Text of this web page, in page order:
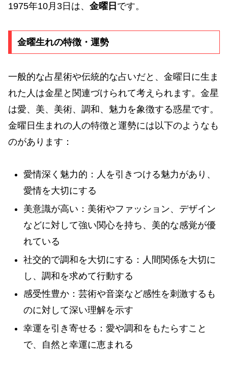
1975年10月3日は、 金曜日 です。
金曜生れの特徴・運勢
一般的な占星術や伝統的な占いだと、金曜日に生ま
れた人は金星と関連づけられて考えられます。金星
は愛、美、美術、調和、魅力を象徴する惑星です。
金曜日生まれの人の特徴と運勢には以下のようなも
のがあります：
愛情深く魅力的：人を引きつける魅力があり、
愛情を大切にする
美意識が高い：美術やファッション、デザイン
などに対して強い関心を持ち、美的な感覚が優
れている
社交的で調和を大切にする：人間関係を大切に
し、調和を求めて行動する
感受性豊か：芸術や音楽など感性を刺激するも
のに対して深い理解を示す
幸運を引き寄せる：愛や調和をもたらすこと
で、自然と幸運に恵まれる